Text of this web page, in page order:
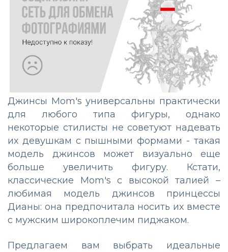
Джинсы Mom's универсальны практически
для любого типа фигуры, однако
некоторые стилисты не советуют надевать
их девушкам с пышными формами - такая
модель джинсов может визуально еще
больше увеличить фигуру. Кстати,
классические Mom's с высокой талией –
любимая модель джинсов принцессы
Дианы: она предпочитала носить их вместе
с мужским широкоплечим пиджаком.
Предлагаем вам выбрать идеальные